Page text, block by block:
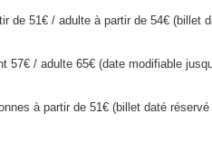
de 51€ / adulte à partir de 54€ (billet
57€ / adulte 65€ (date modifiable
à partir de 51€ (billet daté